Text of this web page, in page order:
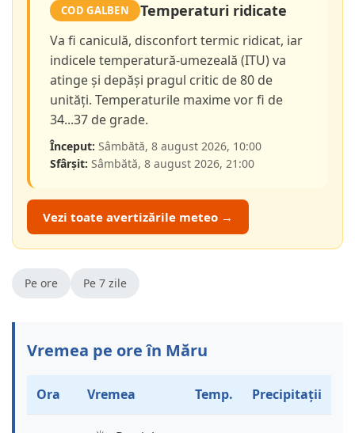
COD GALBEN Temperaturi ridicate
Va fi caniculă, disconfort termic ridicat, iar
indicele temperatură-umezeală (ITU) va
atinge și depăși pragul critic de 80 de
unități. Temperaturile maxime vor fi de
34...37 de grade.
Început: Sâmbătă, 8 august 2026, 10:00
Sfârșit: Sâmbătă, 8 august 2026, 21:00
Vezi toate avertizările meteo →
Pe ore Pe 7 zile
Vremea pe ore în Măru
Ora Vremea Temp. Precipitații